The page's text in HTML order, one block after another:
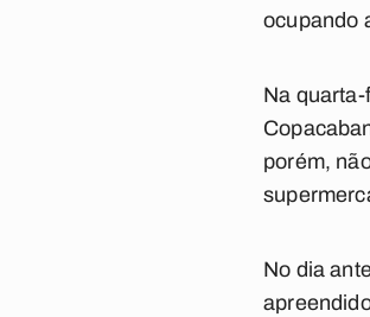
ocupando
Na
porém,
No dia